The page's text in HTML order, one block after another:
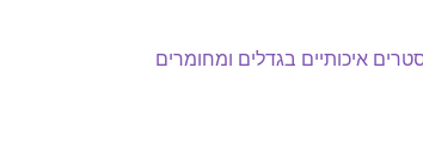
איכותיים בגדלים ומחומרים